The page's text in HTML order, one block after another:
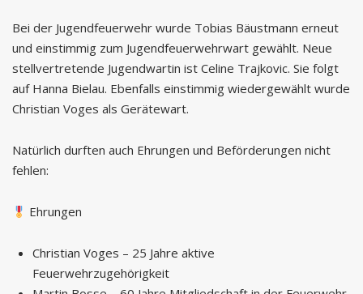
Bei der Jugendfeuerwehr wurde Tobias Bäustmann erneut
und einstimmig zum Jugendfeuerwehrwart gewählt. Neue
stellvertretende Jugendwartin ist Celine Trajkovic. Sie folgt
auf Hanna Bielau. Ebenfalls einstimmig wiedergewählt wurde
Christian Voges als Gerätewart.
Natürlich durften auch Ehrungen und Beförderungen nicht
fehlen:
Ehrungen
Christian Voges – 25 Jahre aktive
Feuerwehrzugehörigkeit